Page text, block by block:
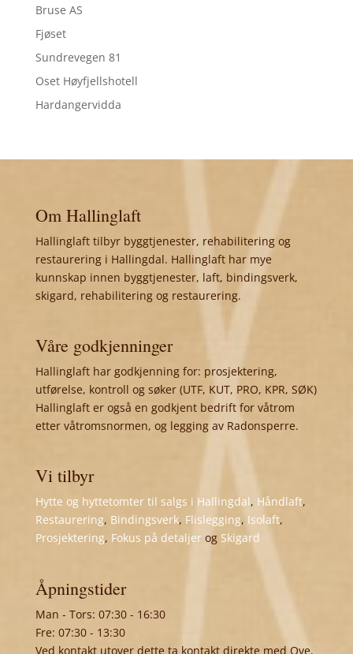
Bruse AS
Fjøset
Sundrevegen 81
Oset Høyfjellshotell
Hardangervidda
Om Hallinglaft
Hallinglaft tilbyr byggtjenester, rehabilitering og
restaurering i Hallingdal. Hallinglaft har mye
kunnskap innen byggtjenester, laft, bindingsverk,
skigard, rehabilitering og restaurering.
Våre godkjenninger
Hallinglaft har godkjenning for: prosjektering,
utførelse, kontroll og søker (UTF, KUT, PRO, KPR, SØK)
Hallinglaft er også en godkjent bedrift for våtrom
etter våtromsnormen, og legging av Radonsperre.
Vi tilbyr
Hytte og hyttetomter til salgs i Hallingdal, Håndlaft,
Restaurering, Bindingsverk, Flislegging, Isolaft,
Prosjektering, Fokus på detaljerog Skigard
Åpningstider
Man - Tors: 07:30 - 16:30
Fre: 07:30 - 13:30
Ved kontakt utover dette ta kontakt direkte med Ove,